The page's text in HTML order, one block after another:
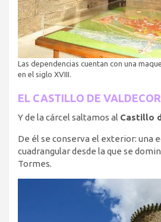
Las dependencias cuentan con una
en el siglo XVIII.
EL CASTILLO DE
Y de la cárcel saltamos al Castillo
De él se conserva el exterior: una
cuadrangular desde la que se
Tormes.